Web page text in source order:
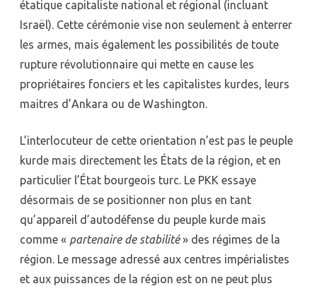
étatique capitaliste national et régional (incluant
Israël). Cette cérémonie vise non seulement à enterrer
les armes, mais également les possibilités de toute
rupture révolutionnaire qui mette en cause les
propriétaires fonciers et les capitalistes kurdes, leurs
maitres d’Ankara ou de Washington.
L’interlocuteur de cette orientation n’est pas le peuple
kurde mais directement les États de la région, et en
particulier l’État bourgeois turc. Le PKK essaye
désormais de se positionner non plus en tant
qu’appareil d’autodéfense du peuple kurde mais
comme « partenaire de stabilité» des régimes de la
région. Le message adressé aux centres impérialistes
et aux puissances de la région est on ne peut plus